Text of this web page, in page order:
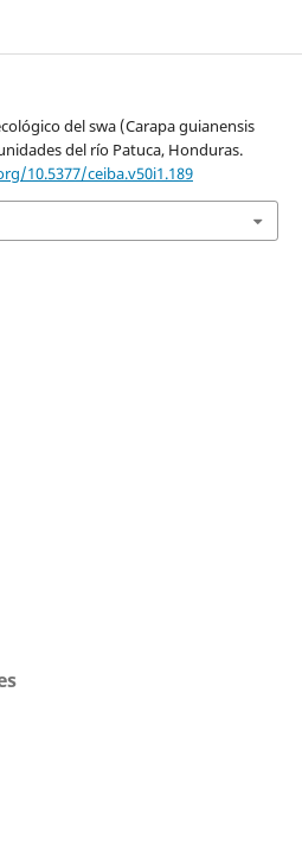
del swa (Carapa guianensis
del río Patuca, Honduras.
10.5377/ceiba.v50i1.189